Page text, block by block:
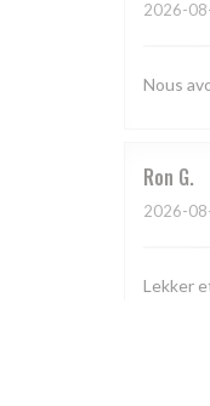
2026-
Nous
Ron G
2026-
Lekker